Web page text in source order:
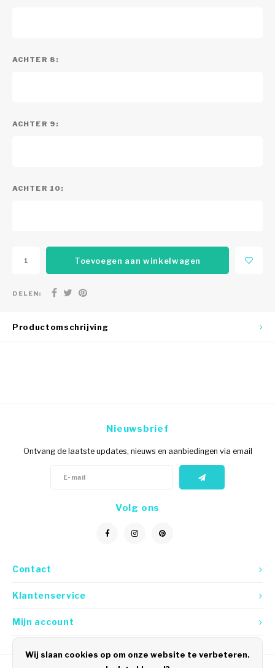
ACHTER 8:
ACHTER 9:
ACHTER 10:
Toevoegen aan winkelwagen
DELEN:
Productomschrijving
Contact
Nieuwsbrief
Ontvang de laatste updates, nieuws en aanbiedingen via email
Volg ons
Klantenservice
Mijn account
Wij slaan cookies op om onze website te verbeteren.